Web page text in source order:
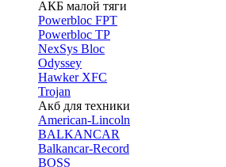
АКБ малой тяги
Powerbloc FPT
Powerbloc TP
NexSys Bloc
Odyssey
Hawker XFC
Trojan
Акб для техники
American-Lincoln
BALKANCAR
Balkancar-Record
BOSS